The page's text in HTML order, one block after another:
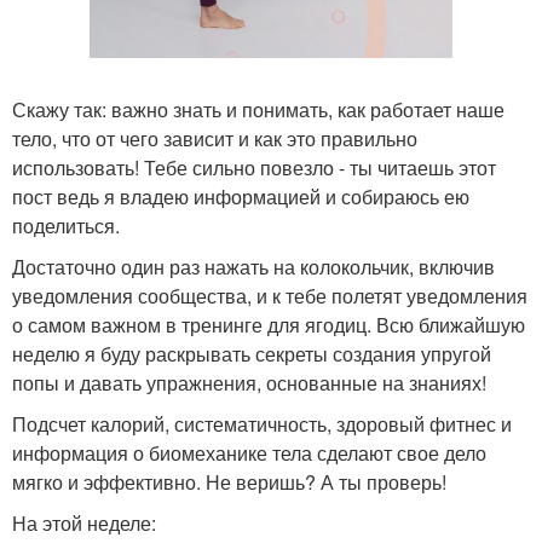
Скажу так: важно знать и понимать, как работает наше
тело, что от чего зависит и как это правильно
использовать! Тебе сильно повезло - ты читаешь этот
пост ведь я владею информацией и собираюсь ею
поделиться.
Достаточно один раз нажать на колокольчик, включив
уведомления сообщества, и к тебе полетят уведомления
о самом важном в тренинге для ягодиц. Всю ближайшую
неделю я буду раскрывать секреты создания упругой
попы и давать упражнения, основанные на знаниях!
Подсчет калорий, систематичность, здоровый фитнес и
информация о биомеханике тела сделают свое дело
мягко и эффективно. Не веришь? А ты проверь!
На этой неделе: